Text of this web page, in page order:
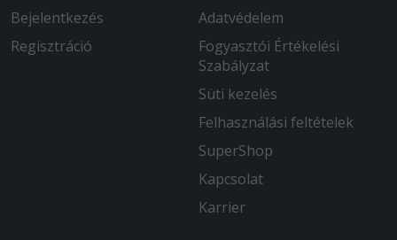
2025-09-16 - Magdolna:
Az étel jó volt. A szállítás kritikán aluli.
szállítója közölte, hogy a 13. Ker.-be
már nem szállítanak. Jó lenne ha
egyeztetnének a cégekkel nem a
vevőnek kéne a nem tisztázott
részletek miatt a pénzéért szenvednie.
Bejelentkezés
Regisztráció
Adatvédelem
Fogyasztói Értékelési
Szabályzat
Süti kezelés
Felhasználási feltételek
SuperShop
Kapcsolat
Karrier